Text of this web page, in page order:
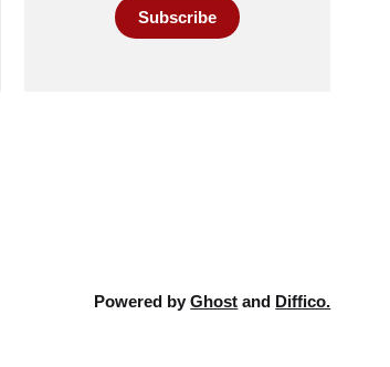
Subscribe
Powered byGhost and Diffico.